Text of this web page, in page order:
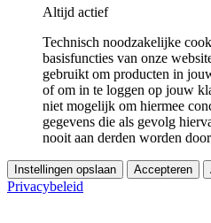
Altijd actief
Technisch noodzakelijke
basisfuncties van onze
gebruikt om producten in
of om in te loggen op jouw
niet mogelijk om hiermee
gegevens die als gevolg
nooit aan derden worden
Instellingen opslaan Accepteren
Privacybeleid